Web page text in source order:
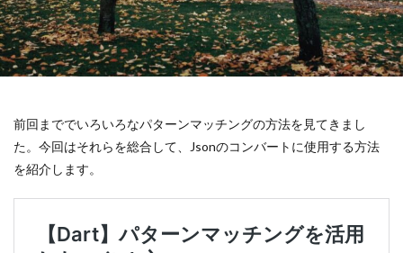
前回まででいろいろなパターンマッチングの方法を見てきまし
た。今回はそれらを総合して、Jsonのコンバートに使用する方法
を紹介します。